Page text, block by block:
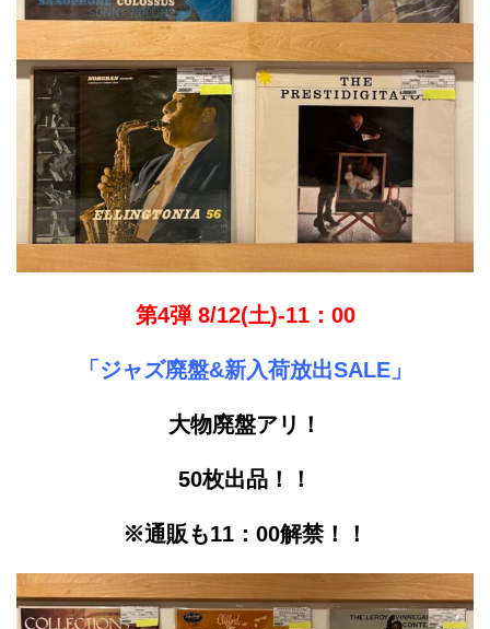
第4弾 8/12(土)-11：00
「ジャズ廃盤&新入荷放出SALE」
大物廃盤アリ！
50枚出品！！
※通販も11：00解禁！！